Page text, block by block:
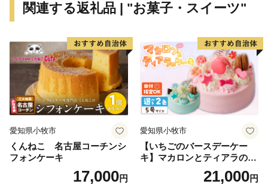
による美しいデザインの製品は海外からも求められてい
このように新潟県には素晴らしいものがたくさんありま
す。何よりまじめで温かい人々がいます。
ふるさと納税をきっかけとして新潟県の魅力を感じてい
す！
関連する返礼品 | "お菓子・スイーツ"
愛知県小牧市
くんねこ 名古屋コーチンシ
フォンケーキ
17,000円
愛知県小牧市
【いちごのバースデーケー
キ】マカロンとティアラのケ
ーキ スイーツ 日時指定可 デ
ザート 洋菓子 お取り寄せ 愛
21,000円